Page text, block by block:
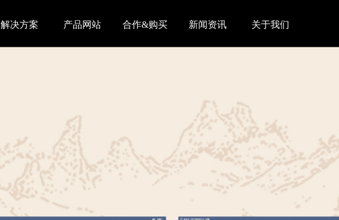
解决方案 产品网站 合作&购买 新闻资讯 关于我们